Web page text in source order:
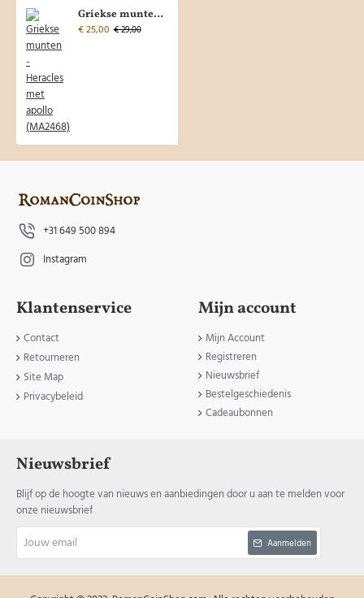
Griekse munten - Heracles met apollo (MA2468)
€ 25,00 € 29,00
+31 649 500 894
Instagram
Klantenservice
Contact
Retourneren
Site Map
Privacybeleid
Mijn account
Mijn Account
Registreren
Nieuwsbrief
Bestelgeschiedenis
Cadeaubonnen
Nieuwsbrief
Blijf op de hoogte van nieuws en aanbiedingen door u aan te melden voor
onze nieuwsbrief
email
Aanmelden